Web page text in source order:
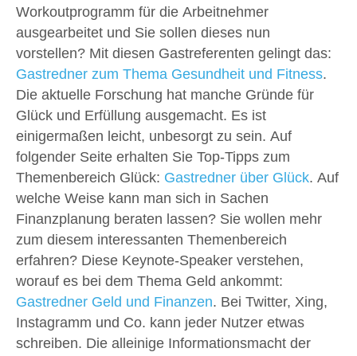
Workoutprogramm für die Arbeitnehmer
ausgearbeitet und Sie sollen dieses nun
vorstellen? Mit diesen Gastreferenten gelingt das:
Gastredner zum Thema Gesundheit und Fitness.
Die aktuelle Forschung hat manche Gründe für
Glück und Erfüllung ausgemacht. Es ist
einigermaßen leicht, unbesorgt zu sein. Auf
folgender Seite erhalten Sie Top-Tipps zum
Themenbereich Glück: Gastredner über Glück. Auf
welche Weise kann man sich in Sachen
Finanzplanung beraten lassen? Sie wollen mehr
zum diesem interessanten Themenbereich
erfahren? Diese Keynote-Speaker verstehen,
worauf es bei dem Thema Geld ankommt:
Gastredner Geld und Finanzen. Bei Twitter, Xing,
Instagramm und Co. kann jeder Nutzer etwas
schreiben. Die alleinige Informationsmacht der